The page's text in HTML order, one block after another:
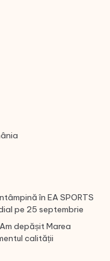
în EA SPORTS
pe 25 septembrie
depășit Marea
calității